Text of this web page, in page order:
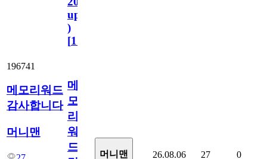
update
)
[110
196741
메모리워드
감사합니다
머니맨
메
모
리
워
드
머니맨 26.08.06 27 0